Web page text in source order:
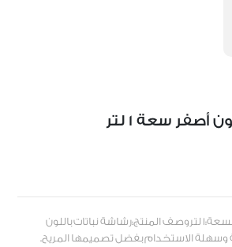
أصفر سعة 1 لتر
العلامة التجارية:مدورالسعة:1 لتروصف المنتج:رشاشة نباتات باللون
1 لتر، عملية وسهلة الاستخدام بفضل تصميمها المريح.